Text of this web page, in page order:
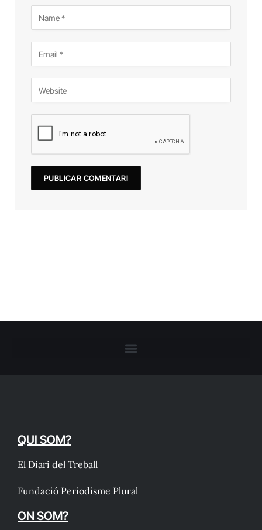
QUI SOM?
El Diari del Treball
Fundació Periodisme Plural
ON SOM?